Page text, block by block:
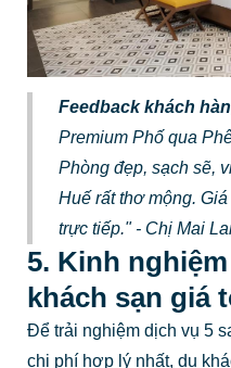
Feedback khách
Premium Phố qua
Phòng đẹp, sạch sẽ,
Huế rất thơ mộng.
trực tiếp." - Chị Mai
5. Kinh
khách sạn giá
Để trải nghiệm dịch vụ 5
chi phí hợp lý nhất, du